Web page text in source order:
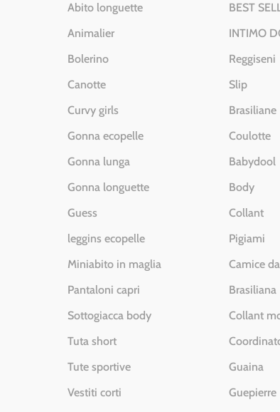
Abito longuette
Animalier
Bolerino
Canotte
Curvy girls
Gonna ecopelle
Gonna lunga
Gonna longuette
Guess
leggins ecopelle
Miniabito in maglia
Pantaloni capri
Sottogiacca body
Tuta short
Tute sportive
Vestiti corti
BEST
INTIMO
Reggiseni
Slip
Brasiliane
Coulotte
Babydool
Body
Collant
Pigiami
Camice
Brasiliana
Collant
Guaina
Guepierre